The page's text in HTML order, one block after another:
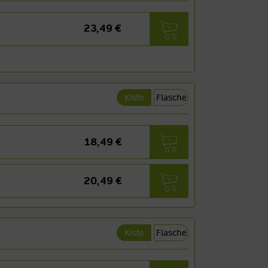
23,49 €
Kiste Flasche
18,49 €
20,49 €
Kiste Flasche